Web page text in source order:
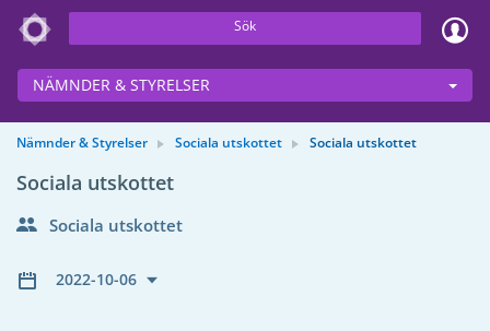
Sök
NÄMNDER & STYRELSER
Nämnder & Styrelser Sociala utskottet Sociala utskottet
Sociala utskottet
Sociala utskottet
2022-10-06